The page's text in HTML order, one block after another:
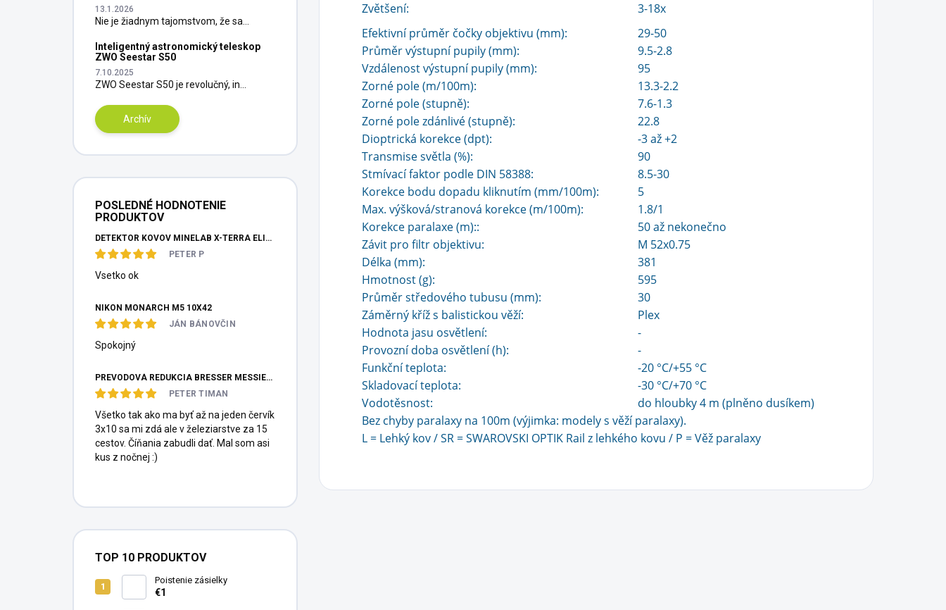
13.1.2026
Nie je žiadnym tajomstvom, že sa...
Inteligentný astronomický teleskop
ZWO Seestar S50
7.10.2025
ZWO Seestar S50 je revolučný, in...
Archív
POSLEDNÉ HODNOTENIE
PRODUKTOV
DETEKTOR KOVOV MINELAB X-TERRA ELITE PINPOITER SET
PETER P
Vsetko ok
NIKON MONARCH M5 10X42
JÁN BÁNOVČIN
Spokojný
PREVODOVÁ REDUKCIA BRESSER MESSIER HEXAFOC 1:10
PETER TIMAN
Všetko tak ako ma byť až na jeden červík
3x10 sa mi zdá ale v železiarstve za 15
cestov. Číňania zabudli dať. Mal som asi
kus z nočnej :)
TOP 10 PRODUKTOV
Poistenie zásielky
€1
Zvětšení:
3-18x
Efektivní průměr čočky objektivu (mm):
29-50
Průměr výstupní pupily (mm):
9.5-2.8
Vzdálenost výstupní pupily (mm):
95
Zorné pole (m/100m):
13.3-2.2
Zorné pole (stupně):
7.6-1.3
Zorné pole zdánlivé (stupně):
22.8
Dioptrická korekce (dpt):
-3 až +2
Transmise světla (%):
90
Stmívací faktor podle DIN 58388:
8.5-30
Korekce bodu dopadu kliknutím (mm/100m):
5
Max. výšková/stranová korekce (m/100m):
1.8/1
Korekce paralaxe (m)::
50 až nekonečno
Závit pro filtr objektivu:
M 52x0.75
Délka (mm):
381
Hmotnost (g):
595
Průměr středového tubusu (mm):
30
Záměrný kříž s balistickou věží:
Plex
Hodnota jasu osvětlení:
-
Provozní doba osvětlení (h):
-
Funkční teplota:
-20 °C/+55 °C
Skladovací teplota:
-30 °C/+70 °C
Vodotěsnost:
do hloubky 4 m (plněno dusíkem)
Bez chyby paralaxy na 100m (výjimka: modely s věží paralaxy).
L = Lehký kov / SR = SWAROVSKI OPTIK Rail z lehkého kovu / P = Věž paralaxy